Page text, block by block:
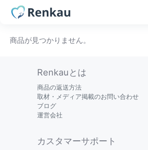
商品が見つかりません。
Renkauとは
商品の返送方法
取材・メディア掲載のお問い合わせ
ブログ
運営会社
カスタマーサポート